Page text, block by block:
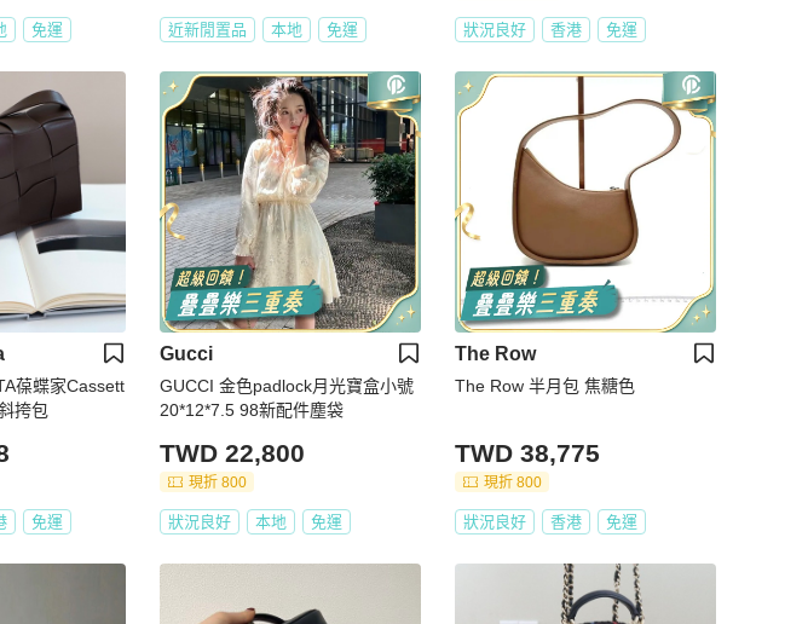
免運 近新閒置品 本地 免運 狀況良好 香港 免運
葆蝶家Cassett
挎包
免運
Gucci
GUCCI 金色padlock月光寶盒小號
20*12*7.5 98新配件塵袋
TWD 22,800
現折 800
狀況良好 本地 免運
The Row
The Row 半月包 焦糖色
TWD 38,775
現折 800
狀況良好 香港 免運